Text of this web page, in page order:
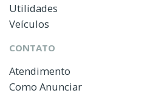
Utilidades
Veículos
CONTATO
Atendimento
Como Anunciar